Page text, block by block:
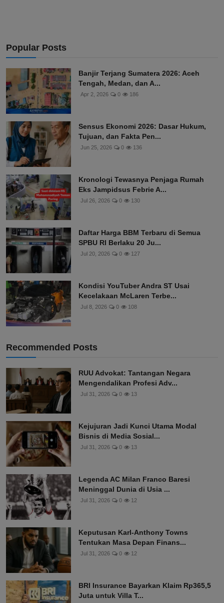
Popular Posts
Banjir Terjang Sumatera 2026: Aceh
Tengah, Medan, dan A...
Apr 2, 2026 0 186
Sensus Ekonomi 2026: Dasar Hukum,
Tujuan, dan Fakta Pen...
Jun 25, 2026 0 136
Kronologi Tewasnya Penjaga Rumah
Eks Jampidsus Febrie A...
Jul 26, 2026 0 130
Daftar Harga BBM Terbaru di Semua
SPBU RI Berlaku 20 Ju...
Jul 20, 2026 0 127
Kondisi YouTuber Andra ST Usai
Kecelakaan McLaren Terbe...
Jul 8, 2026 0 108
Recommended Posts
RUU Advokat: Tantangan Negara
Mengendalikan Profesi Adv...
Jul 31, 2026 0 13
Kejujuran Jadi Kunci Utama Modal
Bisnis di Media Sosial...
Jul 31, 2026 0 13
Legenda AC Milan Franco Baresi
Meninggal Dunia di Usia ...
Jul 31, 2026 0 12
Keputusan Karl-Anthony Towns
Tentukan Masa Depan Finans...
Jul 31, 2026 0 12
BRI Insurance Bayarkan Klaim Rp365,5
Juta untuk Villa T...